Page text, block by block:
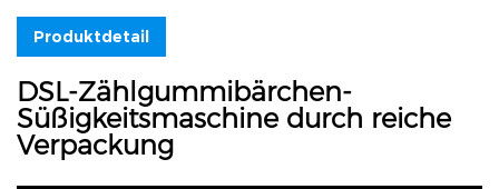
Produktdetail
DSL-Zählgummibärchen-
Süßigkeitsmaschine durch reiche
Verpackung